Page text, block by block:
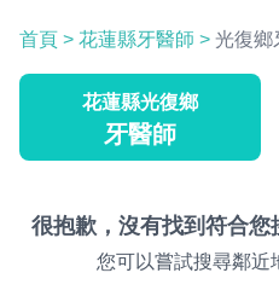
首頁 > 花蓮縣牙醫師 > 光復鄉
花蓮縣光復鄉
牙醫師
很抱歉，沒有找到符合您
您可以嘗試搜尋鄰近